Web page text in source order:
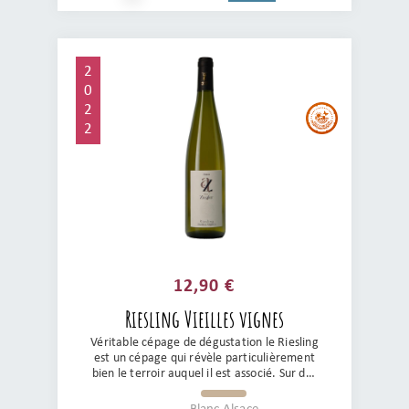
2
0
2
2
12,90 €
Riesling Vieilles vignes
Véritable cépage de dégustation le Riesling
est un cépage qui révèle particulièrement
bien le terroir auquel il est associé. Sur des
notes d’agrumes et de fleur blanche, cette
cuvée est une belle réussite de précision et